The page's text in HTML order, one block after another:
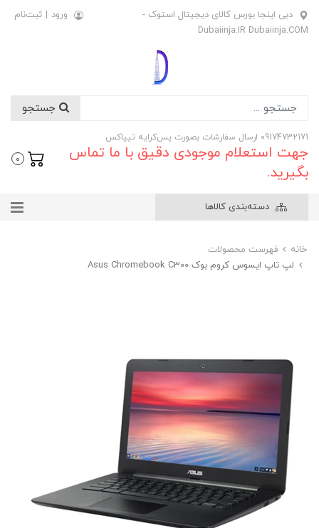
دبی اینجا بورس کالای دیجیتال استوک -
Dubaiinja.IR Dubaiinja.COM
ورود | ثبت‌نام
09174732171 ارسال سفارشات بصورت پس‌کرایه تیپاکس
جهت استعلام موجودی دقیق با ما تماس
بگیرید.
0
دسته‌بندی کالاها
خانه
فهرست محصولات
لپ تاپ ایسوس کروم بوک Asus Chromebook C300